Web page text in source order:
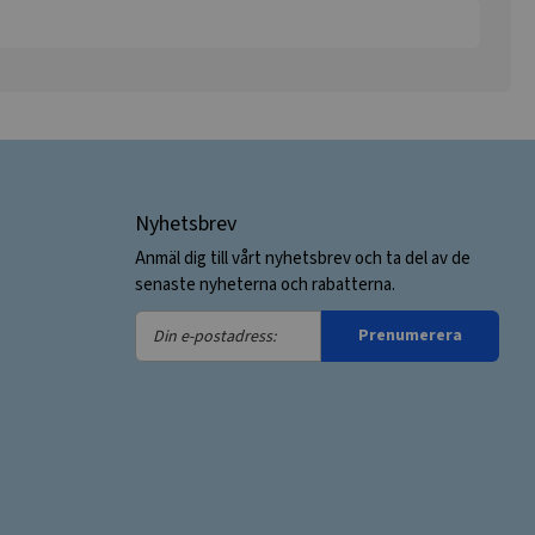
Nyhetsbrev
Anmäl dig till vårt nyhetsbrev och ta del av de
senaste nyheterna och rabatterna.
Din
e-
Prenumerera